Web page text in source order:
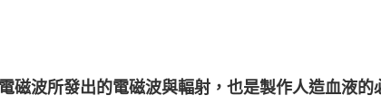
磁波所發出的電磁波與輻射，也是製作人造血液的